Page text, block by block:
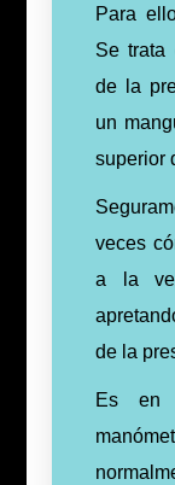
Para
Se trata
de la
un
superior
veces
a la
de la
Es en